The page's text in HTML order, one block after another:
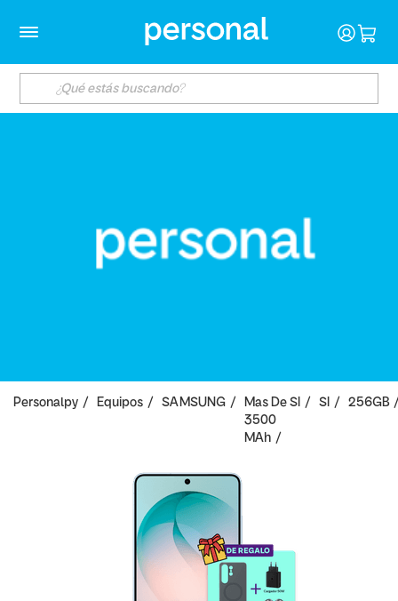
Personalpy Equipos SAMSUNG
Mas De
3500
MAh
SI SI 256GB